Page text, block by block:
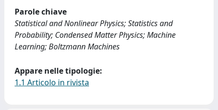
Parole chiave
Statistical and Nonlinear Physics; Statistics and
Probability; Condensed Matter Physics; Machine
Learning; Boltzmann Machines
Appare nelle tipologie:
1.1 Articolo in rivista